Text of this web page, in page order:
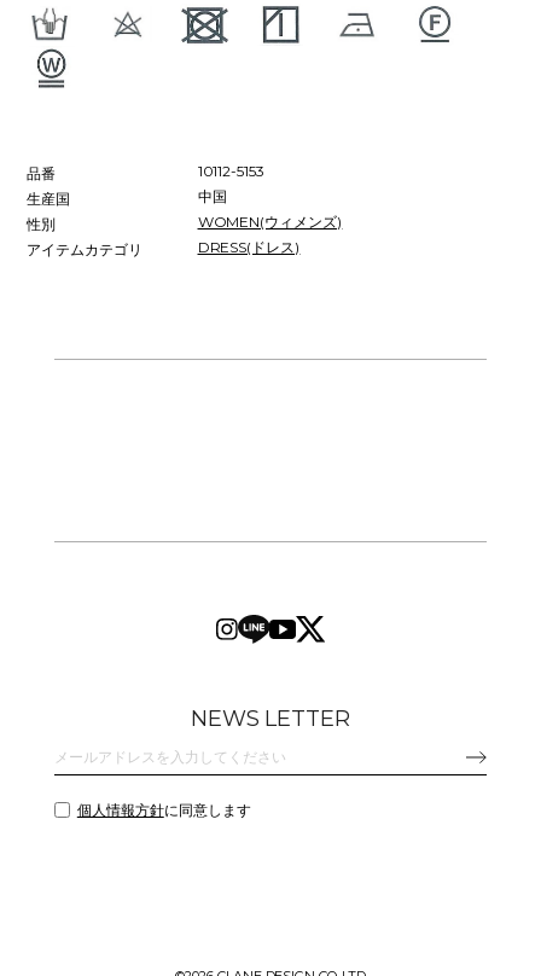
品番
10112-5153
生産国
中国
性別
WOMEN(ウィメンズ)
アイテムカテゴリ
DRESS(ドレス)
NEWS LETTER
個人情報方針に同意します